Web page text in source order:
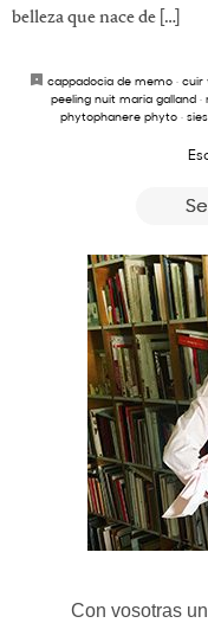
belleza que nace de […]
cappadocia de memo· cuir
peeling nuit maria galland ·
phytophanere phyto ·
Con vosotras